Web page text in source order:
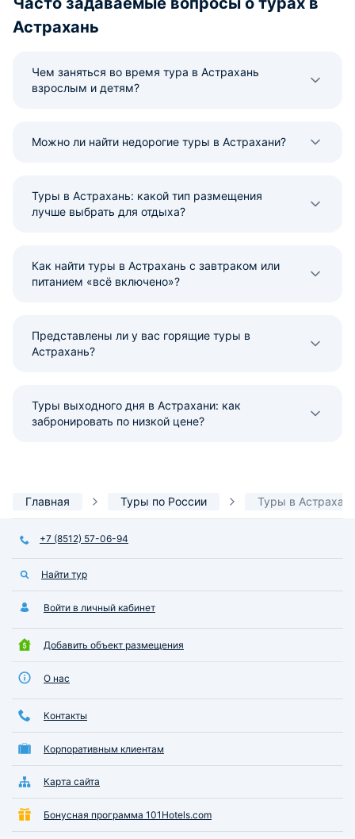
доступности есть торговый центр
нормально
расписание и
Астрахань
Чем заняться во время тура в Астрахань
взрослым и детям?
Можно ли найти недорогие туры в Астрахани?
Туры в Астрахань: какой тип размещения
лучше выбрать для отдыха?
Как найти туры в Астрахань с завтраком или
питанием «всё включено»?
Представлены ли у вас горящие туры в
Астрахань?
Туры выходного дня в Астрахани: как
забронировать по низкой цене?
Главная Туры по России Туры в
+7 (8512) 57-06-94
Найти тур
Войти в личный кабинет
Добавить объект размещения
О нас
Контакты
Корпоративным клиентам
Карта сайта
Бонусная программа 101Hotels.com